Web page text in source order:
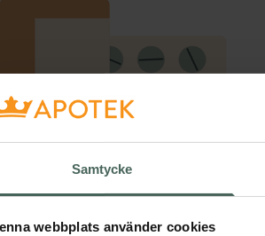
Samtycke
webbplats använder cookies